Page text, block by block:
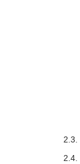
2.3.
2.4.